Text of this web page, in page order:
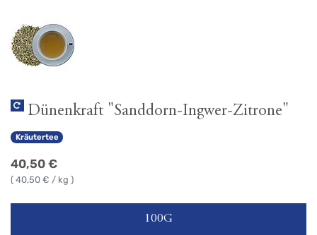
Dünenkraft "Sanddorn-Ingwer-Zitrone"
Kräutertee
40,50 €
( 40,50 € / kg )
100G